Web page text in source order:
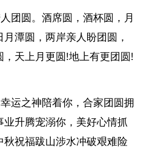
团圆。酒席圆，酒杯圆，月
潭圆，两岸亲人盼团圆，
天上月更圆!地上有更团圆!
运之神陪着你，合家团圆拥
升腾宠溺你，美好心情抓
祝福跋山涉水冲破艰难险